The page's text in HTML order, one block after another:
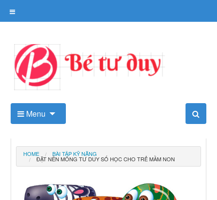
Kho tài liệu tư duy cho trẻ
Menu
HOME BÀI TẬP KỸ NĂNG
ĐẶT NỀN MÓNG TƯ DUY SỐ HỌC CHO TRẺ MẦM NON